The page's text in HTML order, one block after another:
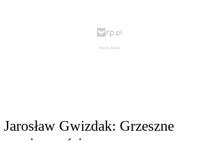
Jarosław Gwizdak: Grzeszne